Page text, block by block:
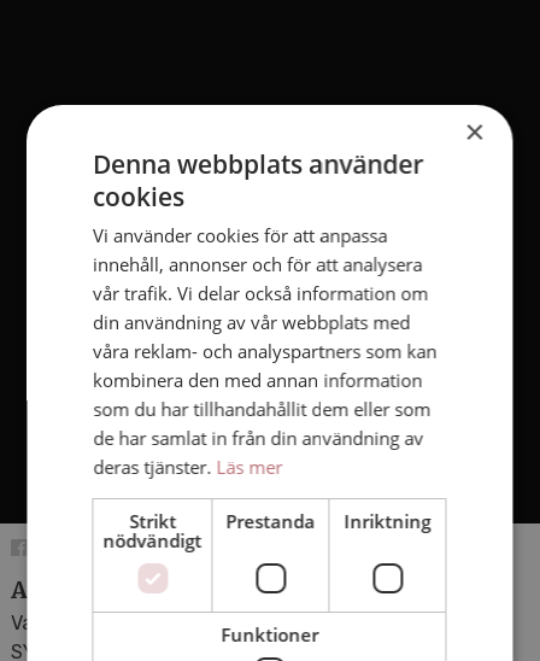
Animerad film om rör i marken
Varför gräver VA SYD i marken? Vår ramavtalskund VA
SYD kommer att gräva och bygga mycket under de
×
Denna webbplats använder
cookies
Vi använder cookies för att anpassa
innehåll, annonser och för att analysera
vår trafik. Vi delar också information om
din användning av vår webbplats med
våra reklam- och analyspartners som kan
kombinera den med annan information
som du har tillhandahållit dem eller som
de har samlat in från din användning av
deras tjänster. Läs mer
Strikt
nödvändigt
Prestanda Inriktning
Funktioner